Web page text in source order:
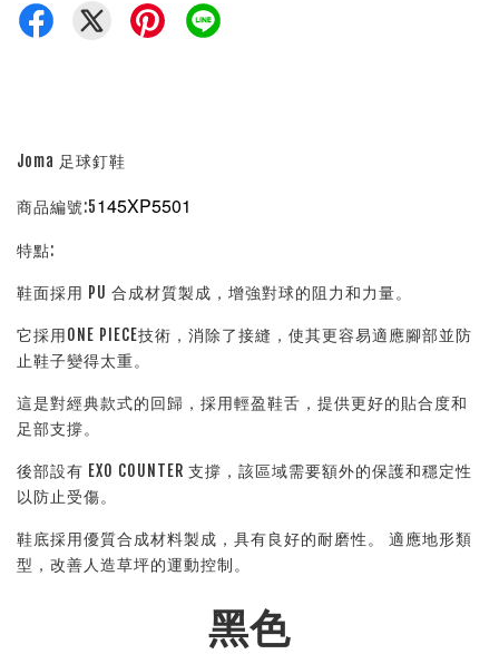
Joma 足球釘鞋
商品編號:5145XP5501
特點:
鞋面採用 PU 合成材質製成，增強對球的阻力和力量。
它採用ONE PIECE技術，消除了接縫，使其更容易適應腳部並防
止鞋子變得太重。
這是對經典款式的回歸，採用輕盈鞋舌，提供更好的貼合度和
足部支撐。
後部設有 EXO COUNTER 支撐，該區域需要額外的保護和穩定性
以防止受傷。
鞋底採用優質合成材料製成，具有良好的耐磨性。 適應地形類
型，改善人造草坪的運動控制。
黑色